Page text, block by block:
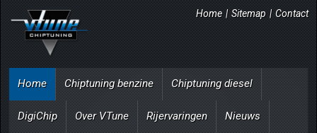
Home | Sitemap | Contact
Home Chiptuning benzine Chiptuning diesel
DigiChip Over VTune Rijervaringen Nieuws